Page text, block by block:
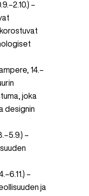
–
14.–
joka
designin
–
–
ja